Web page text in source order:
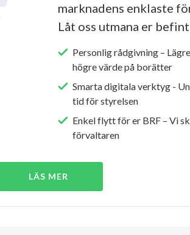
marknadens enklaste
Låt oss utmana er
Personlig rådgivning –
högre värde på borätter
Smarta digitala verktyg -
tid för styrelsen
Enkel flytt för er BRF – Vi
förvaltaren
LÄS MER